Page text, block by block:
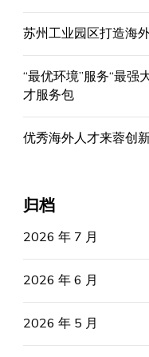
苏州工业园区打造海
“最优环境”服务“最强
才服务包
优秀海外人才来蓉创
归档
2026 年 7 月
2026 年 6 月
2026 年 5 月